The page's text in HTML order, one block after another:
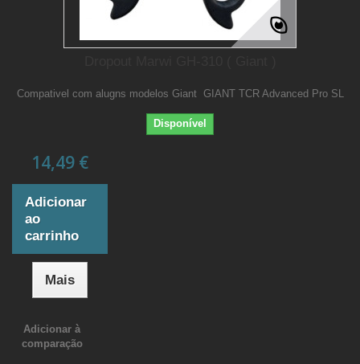
Compativel com alugns modelos Giant GIANT TCR Advanced Pro SL
Disponível
14,49 €
Adicionar
ao
carrinho
Mais
Adicionar à
comparação